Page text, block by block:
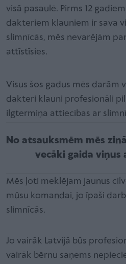
visā pasaulē. Pirms 12
dakteriem klauniem ir sava
slimnīcās, mēs nevarējām
attīstīsies.
Visus šos gadus mēs darām
dakteri klauni profesionāli
ilgtermiņa attiecības ar
No atsauksmēm mēs
vecāki gaida viņus
Mēs ļoti meklējam jaunus
mūsu komandai, jo īpaši
slimnīcās.
Jo vairāk Latvijā būs
vairāk bērnu saņems